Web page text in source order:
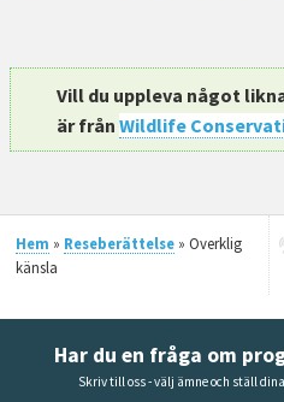
Vill du uppleva något
är frånWildlife
Hem » Reseberättelse» Overklig
känsla
Har du en fråga om
Skriv till oss - välj ämne och ställ